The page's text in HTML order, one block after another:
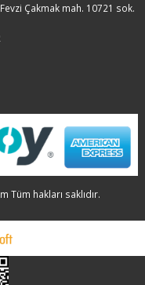
Fevzi Çakmak mah. 10721 sok.
Tüm hakları saklıdır.